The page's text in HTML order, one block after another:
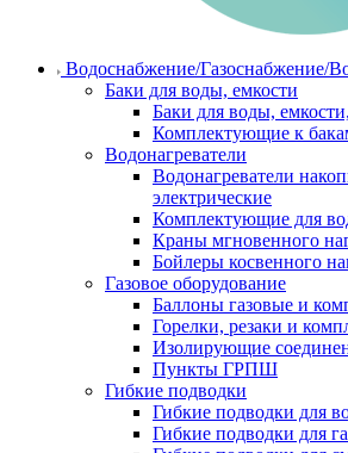
Водоснабжение/Газоснабжение/
Баки для воды, емкости
Баки для воды,
Комплектующие к
Водонагреватели
Водонагреватели
электрические
Комплектующие для
Краны мгновенного
Бойлеры косвенного
Газовое оборудование
Баллоны газовые и
Горелки, резаки и
Изолирующие
Пункты ГРПШ
Гибкие подводки
Гибкие подводки для
Гибкие подводки для